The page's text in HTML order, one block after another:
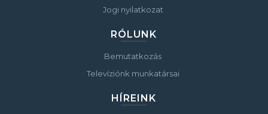
Jogi nyilatkozat
RÓLUNK
Bemutatkozás
Televíziónk munkatársai
HÍREINK